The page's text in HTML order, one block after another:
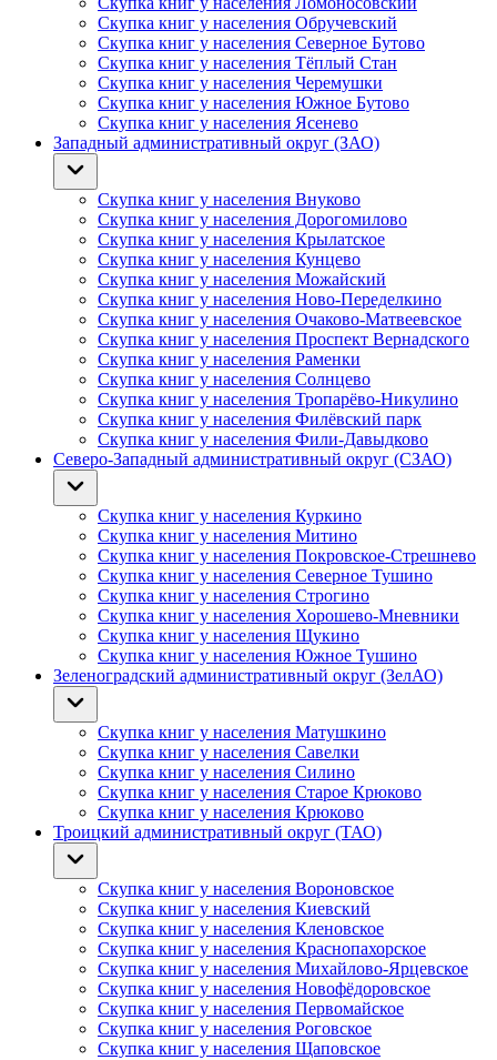
Скупка книг у населения Обручевский
Скупка книг у населения Северное Бутово
Скупка книг у населения Тёплый Стан
Скупка книг у населения Черемушки
Скупка книг у населения Южное Бутово
Скупка книг у населения Ясенево
Западный административный округ (ЗАО)
Скупка книг у населения Внуково
Скупка книг у населения Дорогомилово
Скупка книг у населения Крылатское
Скупка книг у населения Кунцево
Скупка книг у населения Можайский
Скупка книг у населения Ново-Переделкино
Скупка книг у населения Очаково-Матвеевское
Скупка книг у населения Проспект Вернадского
Скупка книг у населения Раменки
Скупка книг у населения Солнцево
Скупка книг у населения Тропарёво-Никулино
Скупка книг у населения Филёвский парк
Скупка книг у населения Фили-Давыдково
Северо-Западный административный округ (СЗАО)
Скупка книг у населения Куркино
Скупка книг у населения Митино
Скупка книг у населения Покровское-Стрешнево
Скупка книг у населения Северное Тушино
Скупка книг у населения Строгино
Скупка книг у населения Хорошево-Мневники
Скупка книг у населения Щукино
Скупка книг у населения Южное Тушино
Зеленоградский административный округ (ЗелАО)
Скупка книг у населения Матушкино
Скупка книг у населения Савелки
Скупка книг у населения Силино
Скупка книг у населения Старое Крюково
Скупка книг у населения Крюково
Троицкий административный округ (ТАО)
Скупка книг у населения Вороновское
Скупка книг у населения Киевский
Скупка книг у населения Кленовское
Скупка книг у населения Краснопахорское
Скупка книг у населения Михайлово-Ярцевское
Скупка книг у населения Новофёдоровское
Скупка книг у населения Первомайское
Скупка книг у населения Роговское
Скупка книг у населения Щаповское